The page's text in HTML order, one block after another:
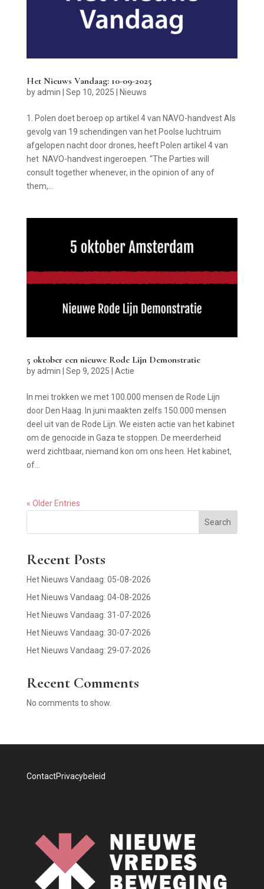
Het Nieuws Vandaag: 10-09-2025
byadmin Sep 10, 2025 Nieuws
1. Polen doet beroep op artikel 4 van NAVO-handvest Als
gevolg van 19 schendingen van het Poolse luchtruim
afgelopen nacht door drones, heeft Polen artikel 4 van
het NAVO-handvest ingeroepen. “The Parties will
consult together whenever, in the opinion of any of
them,...
5 oktober een nieuwe Rode Lijn Demonstratie
byadmin Sep 9, 2025 Actie
In mei trokken we met 100.000 mensen de Rode Lijn
door Den Haag. In juni maakten zelfs 150.000 mensen
deel uit van de Rode Lijn. We eisten actie van het kabinet
om de genocide in Gaza te stoppen. De meerderheid
werd zichtbaar, niemand kon om ons heen. Het kabinet,
of...
« Older Entries
Search
Recent Posts
Het Nieuws Vandaag: 05-08-2026
Het Nieuws Vandaag: 04-08-2026
Het Nieuws Vandaag: 31-07-2026
Het Nieuws Vandaag: 30-07-2026
Het Nieuws Vandaag: 29-07-2026
Recent Comments
No comments to show.
ContactPrivacybeleid